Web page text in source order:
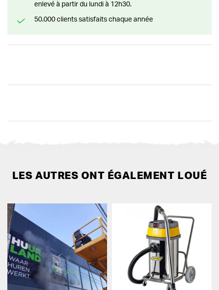
enlevé à partir du lundi à 12h30.
50.000 clients satisfaits chaque année
LES AUTRES ONT ÉGALEMENT LOUÉ